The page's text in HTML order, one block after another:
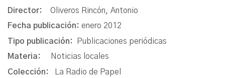
Director: Oliveros Rincón, Antonio
Fecha publicación: enero 2012
Tipo publicación:
Publicaciones periódicas
Materia:
Noticias locales
Colección:
La Radio de Papel